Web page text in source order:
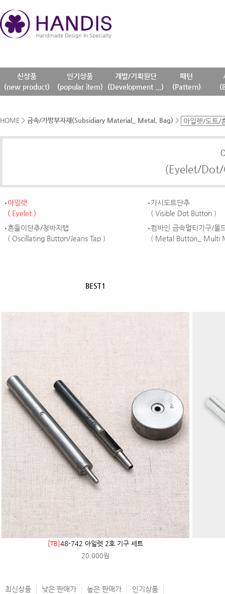
신상품
(new product)
인기상품
(popular item)
개발/기획원단
(Development ...)
패턴
(Pattern)
HOME > 금속/가방부자재(Subsidiary Material_ Metal, Bag) >
(Eyelet/
아일렛
( Eyelet )
가시도트단추
( Visible Dot Button )
흔들이단추/청바지탭
( Oscillating Button/Jeans Tap )
컴바인 금속멀티기구/몰
( Metal Button_ Multi
BEST1
[TB]48-742 아일렛 2호 기구 세트
20,000원
최신상품 낮은 판매가 높은 판매가 인기상품